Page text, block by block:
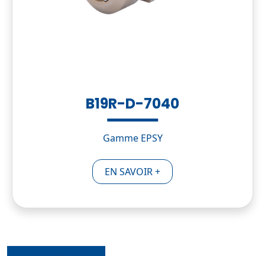
B19R-D-7040
Gamme EPSY
EN SAVOIR +